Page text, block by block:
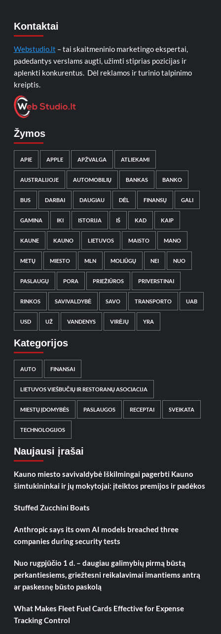
Kontaktai
Webstudio.lt – tai skaitmeninio marketingo ekspertai,
padedantys verslams augti, užimti stiprias pozicijas ir
aplenkti konkurentus. Dėl reklamos ir turinio talpinimo
kreiptis.
Žymos
APIE APPLE APŽVALGA ATLIEKAMI
AUSTRALIJOJE AUTOMOBILIŲ BANKAS BANKO
BUS DARBAI DAUGIAU DĖL FINANSŲ GALI
GAMINA IKI ISTORIJA IŠ KAD KAIP
KAUNE KAUNO LIETUVOS MAISTO MANO
METŲ MIESTO MLN MOLIŪGŲ NEI NUO
PASLAUGŲ PORA PRIEŽIŪROS PRIVERSTINAI
RINKOS SAVIVALDYBĖ SAVO TRANSPORTO UAB
USD UŽ VANDENYS VIRĖJŲ YRA
Kategorijos
AUTO FINANSAI
LIETUVOS VIEŠBUČIŲ IR RESTORANŲ ASOCIACIJA
MIESTŲ ĮDOMYBĖS PASLAUGOS RECEPTAI SVEIKATA
TECHNOLOGIJOS
Naujausi įrašai
Kauno miesto savivaldybė Iškilmingai pagerbti Kauno
šimtukininkai ir jų mokytojai: įteiktos premijos ir padėkos
Stuffed Zucchini Boats
Anthropic says its own AI models breached three
companies during security tests
Nuo rugpjūčio 1 d. – daugiau galimybių pirmą būstą
perkantiesiems, griežtesni reikalavimai imantiems antrą
ar paskesnę būsto paskolą
What Makes Fleet Fuel Cards Effective for Expense
Tracking Control